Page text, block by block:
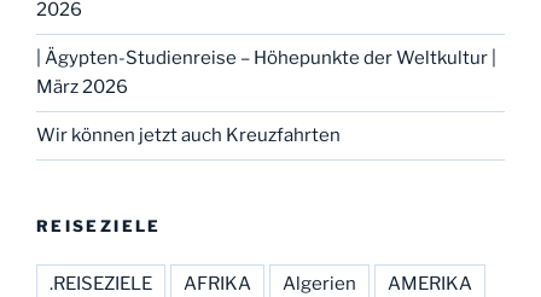
2026
| Ägypten-Studienreise – Höhepunkte der Weltkultur |
März 2026
Wir können jetzt auch Kreuzfahrten
REISEZIELE
.REISEZIELE AFRIKA Algerien AMERIKA